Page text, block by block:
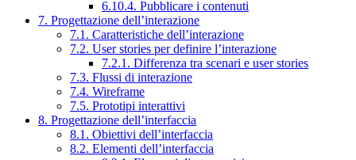
6.10.4. Pubblicare i contenuti
7. Progettazione dell’interazione
7.1. Caratteristiche dell’interazione
7.2. User stories per definire l’interazione
7.2.1. Differenza tra scenari e user stories
7.3. Flussi di interazione
7.4. Wireframe
7.5. Prototipi interattivi
8. Progettazione dell’interfaccia
8.1. Obiettivi dell’interfaccia
8.2. Elementi dell’interfaccia